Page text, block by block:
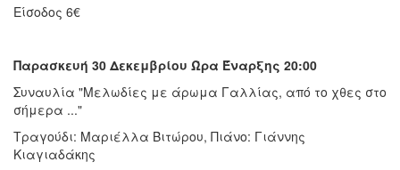
Είσοδος 6€
Παρασκευή 30 Δεκεμβρίου Ώρα Έναρξης 20:00
Συναυλία "Μελωδίες με άρωμα Γαλλίας, από το χθες στο
σήμερα ..."
Τραγούδι: Μαριέλλα Βιτώρου, Πιάνο: Γιάννης
Κιαγιαδάκης